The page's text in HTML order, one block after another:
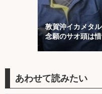
敦賀沖イカメタ
念願のサオ頭は